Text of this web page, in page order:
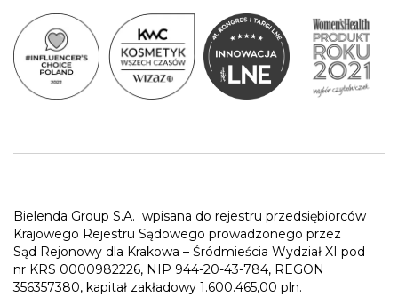
Bielenda Group S.A. wpisana do rejestru przedsiębiorców
Krajowego Rejestru Sądowego prowadzonego przez
Sąd Rejonowy dla Krakowa – Śródmieścia Wydział XI pod
nr KRS 0000982226, NIP 944-20-43-784, REGON
356357380, kapitał zakładowy 1.600.465,00 pln.